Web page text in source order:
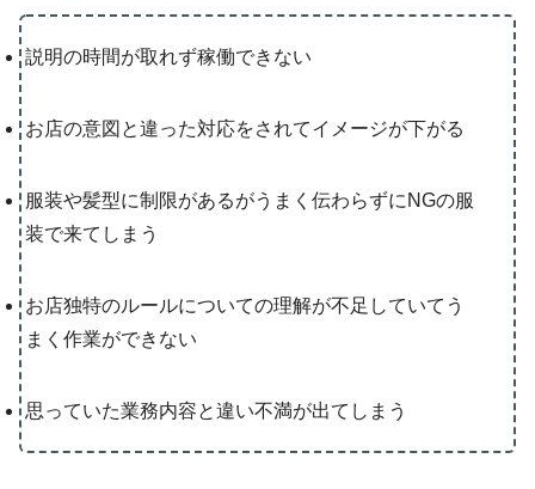
説明の時間が取れず稼働できない
お店の意図と違った対応をされてイメージが下がる
服装や髪型に制限があるがうまく伝わらずにNGの服
装で来てしまう
お店独特のルールについての理解が不足していてう
まく作業ができない
思っていた業務内容と違い不満が出てしまう